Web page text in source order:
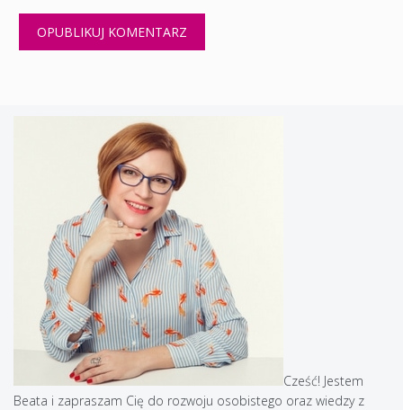
Cześć! Jestem
Beata i zapraszam Cię do rozwoju osobistego oraz wiedzy z